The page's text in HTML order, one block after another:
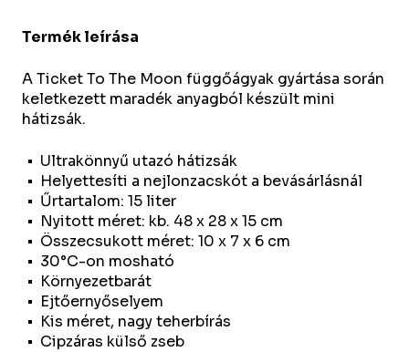
Termék leírása
A Ticket To The Moon függőágyak gyártása során
keletkezett maradék anyagból készült mini
hátizsák.
Ultrakönnyű utazó hátizsák
Helyettesíti a nejlonzacskót a bevásárlásnál
Űrtartalom: 15 liter
Nyitott méret: kb. 48 x 28 x 15 cm
Összecsukott méret: 10 x 7 x 6 cm
30°C-on mosható
Környezetbarát
Ejtőernyőselyem
Kis méret, nagy teherbírás
Cipzáras külső zseb